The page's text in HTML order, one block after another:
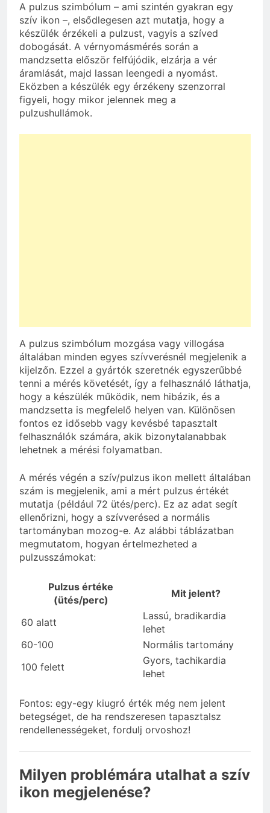
A pulzus szimbólum – ami szintén gyakran egy
szív ikon –, elsődlegesen azt mutatja, hogy a
készülék érzékeli a pulzust, vagyis a szíved
dobogását. A vérnyomásmérés során a
mandzsetta először felfújódik, elzárja a vér
áramlását, majd lassan leengedi a nyomást.
Eközben a készülék egy érzékeny szenzorral
figyeli, hogy mikor jelennek meg a
pulzushullámok.
A pulzus szimbólum mozgása vagy villogása
általában minden egyes szívverésnél megjelenik a
kijelzőn. Ezzel a gyártók szeretnék egyszerűbbé
tenni a mérés követését, így a felhasználó láthatja,
hogy a készülék működik, nem hibázik, és a
mandzsetta is megfelelő helyen van. Különösen
fontos ez idősebb vagy kevésbé tapasztalt
felhasználók számára, akik bizonytalanabbak
lehetnek a mérési folyamatban.
A mérés végén a szív/pulzus ikon mellett általában
szám is megjelenik, ami a mért pulzus értékét
mutatja (például 72 ütés/perc). Ez az adat segít
ellenőrizni, hogy a szívverésed a normális
tartományban mozog-e. Az alábbi táblázatban
megmutatom, hogyan értelmezheted a
pulzusszámokat:
Pulzus értéke
(ütés/perc)
Mit jelent?
60 alatt
Lassú, bradikardia
lehet
60-100
Normális tartomány
100 felett
Gyors, tachikardia
lehet
Fontos: egy-egy kiugró érték még nem jelent
betegséget, de ha rendszeresen tapasztalsz
rendellenességeket, fordulj orvoshoz!
Milyen problémára utalhat a szív
ikon megjelenése?